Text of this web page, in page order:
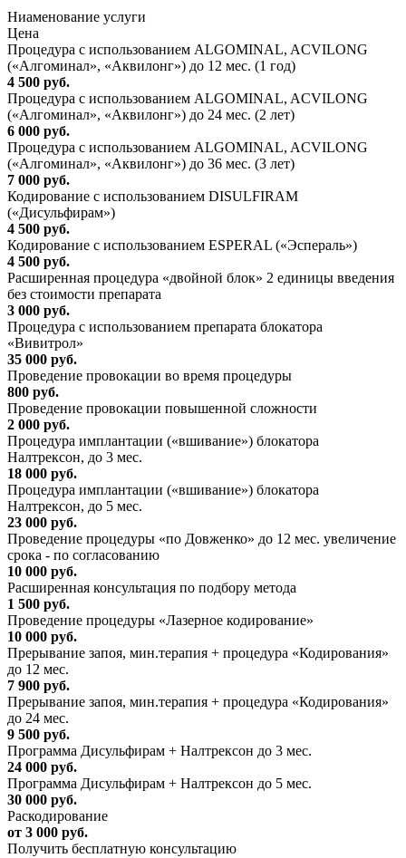
Ниaменование услуги
Цена
Процедура с использованием ALGOMINAL, ACVILONG
(«Алгоминал», «Аквилонг») до 12 мес. (1 год)
4 500 руб.
Процедура с использованием ALGOMINAL, ACVILONG
(«Алгоминал», «Аквилонг») до 24 мес. (2 лет)
6 000 руб.
Процедура с использованием ALGOMINAL, ACVILONG
(«Алгоминал», «Аквилонг») до 36 мес. (3 лет)
7 000 руб.
Кодирование с использованием DISULFIRAM
(«Дисульфирам»)
4 500 руб.
Кодирование с использованием ESPERAL («Эспераль»)
4 500 руб.
Расширенная процедура «двойной блок» 2 единицы введения
без стоимости препарата
3 000 руб.
Процедура с использованием препарата блокатора
«Вивитрол»
35 000 руб.
Проведение провокации во время процедуры
800 руб.
Проведение провокации повышенной сложности
2 000 руб.
Процедура имплантации («вшивание») блокатора
Налтрексон, до 3 мес.
18 000 руб.
Процедура имплантации («вшивание») блокатора
Налтрексон, до 5 мес.
23 000 руб.
Проведение процедуры «по Довженко» до 12 мес. увеличение
срока - по согласованию
10 000 руб.
Расширенная консультация по подбору метода
1 500 руб.
Проведение процедуры «Лазерное кодирование»
10 000 руб.
Прерывание запоя, мин.терапия + процедура «Кодирования»
до 12 мес.
7 900 руб.
Прерывание запоя, мин.терапия + процедура «Кодирования»
до 24 мес.
9 500 руб.
Программа Дисульфирам + Налтрексон до 3 мес.
24 000 руб.
Программа Дисульфирам + Налтрексон до 5 мес.
30 000 руб.
Раскодирование
от 3 000 руб.
Получить бесплатную консультацию